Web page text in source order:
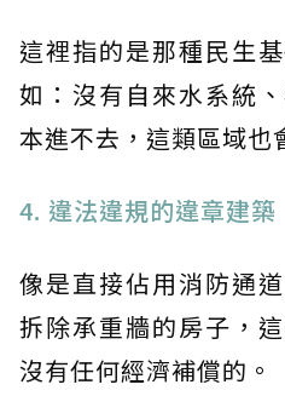
這裡指的是那種民生
如：沒有自來水系統
本進不去，這類區域也
4. 違法違規的違章建築
像是直接佔用消防通
拆除承重牆的房子，
沒有任何經濟補償的。